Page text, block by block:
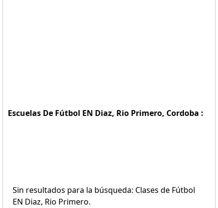
Escuelas De Fútbol EN Diaz, Rio Primero, Cordoba :
Sin resultados para la búsqueda: Clases de Fútbol
EN Diaz, Rio Primero.